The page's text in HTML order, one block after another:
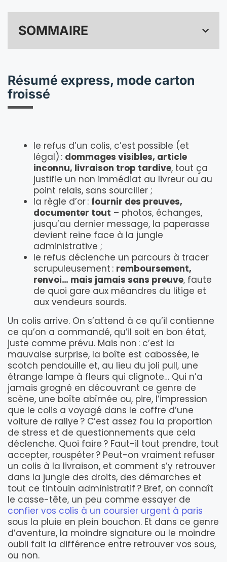
SOMMAIRE
Résumé express, mode carton
froissé
le refus d’un colis, c’est possible (et
légal) : dommages visibles, article
inconnu, livraison trop tardive, tout ça
justifie un non immédiat au livreur ou au
point relais, sans sourciller ;
la règle d’or : fournir des preuves,
documenter tout – photos, échanges,
jusqu’au dernier message, la paperasse
devient reine face à la jungle
administrative ;
le refus déclenche un parcours à tracer
scrupuleusement : remboursement,
renvoi… mais jamais sans preuve, faute
de quoi gare aux méandres du litige et
aux vendeurs sourds.
Un colis arrive. On s’attend à ce qu’il contienne
ce qu’on a commandé, qu’il soit en bon état,
juste comme prévu. Mais non : c’est la
mauvaise surprise, la boîte est cabossée, le
scotch pendouille et, au lieu du joli pull, une
étrange lampe à fleurs qui clignote… Qui n’a
jamais grogné en découvrant ce genre de
scène, une boîte abîmée ou, pire, l’impression
que le colis a voyagé dans le coffre d’une
voiture de rallye ? C’est assez fou la proportion
de stress et de questionnements que cela
déclenche. Quoi faire ? Faut-il tout prendre, tout
accepter, rouspéter ? Peut-on vraiment refuser
un colis à la livraison, et comment s’y retrouver
dans la jungle des droits, des démarches et
tout ce tintouin administratif ? Bref, on connaît
le casse-tête, un peu comme essayer de
confier vos colis à un coursier urgent à paris
sous la pluie en plein bouchon. Et dans ce genre
d’aventure, la moindre signature ou le moindre
oubli fait la différence entre retrouver vos sous,
ou non.